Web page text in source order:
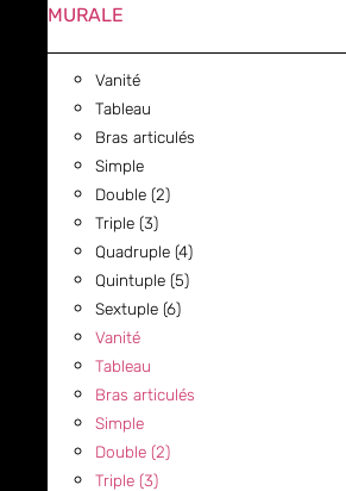
MURALE
Vanité
Tableau
Bras articulés
Simple
Double (2)
Triple (3)
Quadruple (4)
Quintuple (5)
Sextuple (6)
Vanité
Tableau
Bras articulés
Simple
Double (2)
Triple (3)